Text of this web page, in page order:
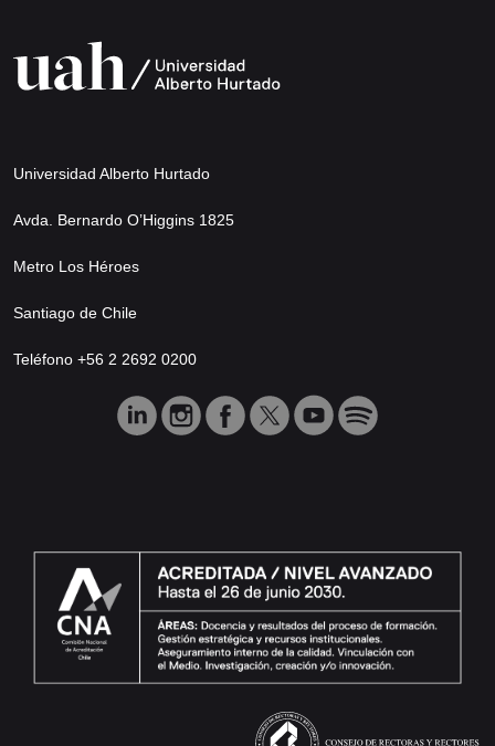
Universidad Alberto Hurtado
Avda. Bernardo O’Higgins 1825
Metro Los Héroes
Santiago de Chile
Teléfono +56 2 2692 0200